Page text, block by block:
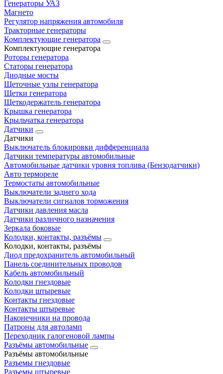
Генераторы УАЗ
Магнето
Регулятор напряжения автомобиля
Тракторные генераторы
Комплектующие генератора
Комплектующие генератора
Роторы генератора
Статоры генератора
Диодные мосты
Щеточные узлы генератора
Щетки генератора
Щеткодержатель генератора
Крышка генератора
Крыльчатка генератора
Датчики
Датчики
Выключатель блокировки дифференциала
Датчики температуры автомобильные
Автомобильные датчики уровня топлива (Бензодатчики)
Авто термореле
Термостаты автомобильные
Выключатели заднего хода
Выключатели сигналов торможения
Датчики давления масла
Датчики различного назначения
Зеркала боковые
Колодки, контакты, разъёмы
Колодки, контакты, разъёмы
Диод предохранитель автомобильный
Панель соединительных проводов
Кабель автомобильный
Колодки гнездовые
Колодки штыревые
Контакты гнездовые
Контакты штыревые
Наконечники на провода
Патроны для автоламп
Переходник галогеновой лампы
Разъёмы автомобильные
Разъёмы автомобильные
Разъемы гнездовые
Разъемы штыревые